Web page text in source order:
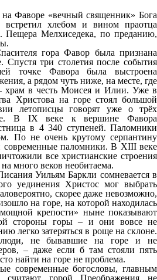
на Фаворе «вечный священник» Бога
встретил хлебом и вином праотца
Пещера Мелхиседека, по преданию,
гора Фавор была признана
Спустя три столетия после события
точке Фавора была выстроена
а рядом чуть ниже, на месте, где
храм в честь Моисея и Илии. Уже в
Христова на горе стоял большой
летописцы говорят уже о трёх
В IX веке к вершине Фавора
в 4 340 ступеней. Паломники
По не очень крутому серпантину
современные паломники. В XIII веке
все христианские строения
много веков необитаема.
Уильям Баркли сомневается в
уединения Христос мог выбрать
скорее даже невозможно,
на горе, на которой находилась
крепости» ныне показывают
стороны горы – и они вовсе не
легко затеряться в роще на склоне.
люди, не бывавшие на горе и не
– даже если б там стояли пять
найти на горе не проблема.
современные богословы, главным
считают горой Преображения не